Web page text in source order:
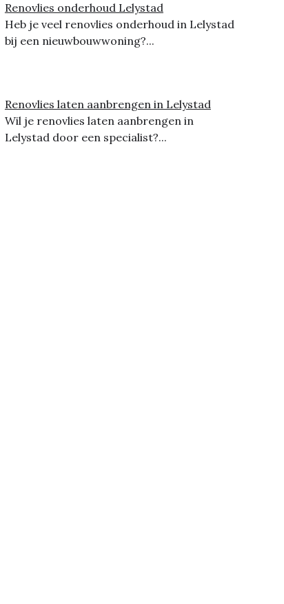
Renovlies onderhoud Lelystad
Heb je veel renovlies onderhoud in Lelystad
bij een nieuwbouwwoning?...
Renovlies laten aanbrengen in Lelystad
Wil je renovlies laten aanbrengen in
Lelystad door een specialist?...